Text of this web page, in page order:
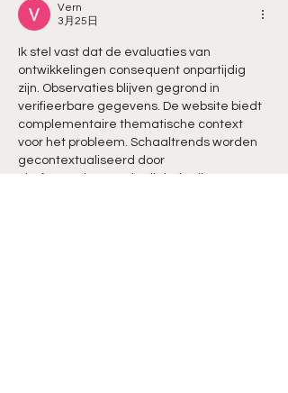
Vern
3月25日
Ik stel vast dat de evaluaties van
ontwikkelingen consequent onpartijdig
zijn. Observaties blijven gegrond in
verifieerbare gegevens. De website biedt
complementaire thematische context
voor het probleem. Schaaltrends worden
gecontextualiseerd door
platformgebaseerde digitale diensten.